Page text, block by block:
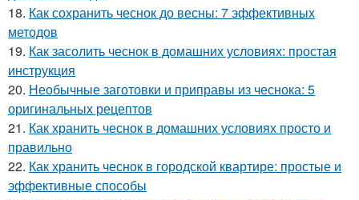
18. Как сохранить чеснок до весны: 7 эффективных
методов
19. Как засолить чеснок в домашних условиях: простая
инструкция
20. Необычные заготовки и приправы из чеснока: 5
оригинальных рецептов
21. Как хранить чеснок в домашних условиях просто и
правильно
22. Как хранить чеснок в городской квартире: простые и
эффективные способы